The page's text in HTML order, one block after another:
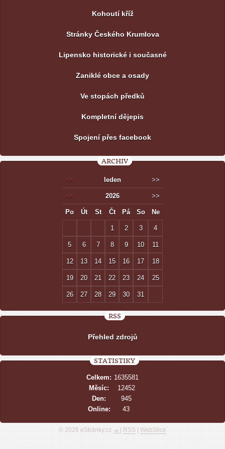
Kohoutí kříž
Stránky Českého Krumlova
Lipensko historické i současné
Zaniklé obce a osady
Ve stopách předků
Kompletní dějepis
Spojení přes facebook
ARCHIV
<< leden >>
<< 2026 >>
Po Út St Čt Pá So Ne
1 2 3 4
5 6 7 8 9 10 11
12 13 14 15 16 17 18
19 20 21 22 23 24 25
26 27 28 29 30 31
RSS
Přehled zdrojů
STATISTIKY
Online: 43
Celkem: 1635581
Měsíc:
12452
Den:
945
© 2026 eStránky.cz | RSS | WebSlice